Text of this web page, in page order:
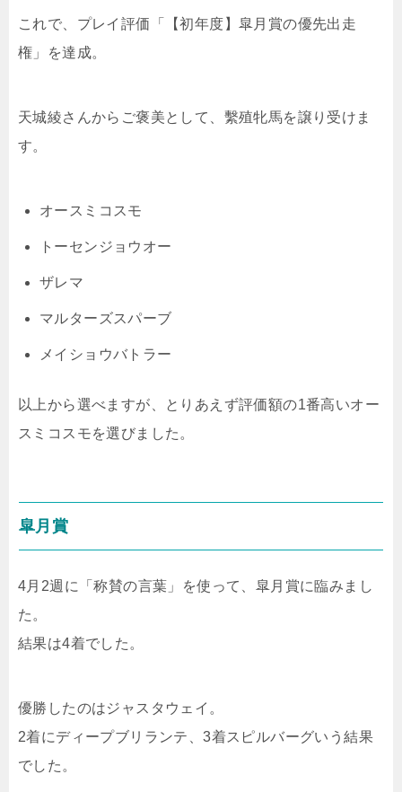
これで、プレイ評価「【初年度】皐月賞の優先出走
権」を達成。
天城綾さんからご褒美として、繫殖牝馬を譲り受けま
す。
オースミコスモ
トーセンジョウオー
ザレマ
マルターズスパーブ
メイショウバトラー
以上から選べますが、とりあえず評価額の1番高いオー
スミコスモを選びました。
皐月賞
4月2週に「称賛の言葉」を使って、皐月賞に臨みまし
た。
結果は4着でした。
優勝したのはジャスタウェイ。
2着にディープブリランテ、3着スピルバーグいう結果
でした。